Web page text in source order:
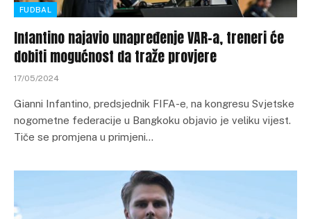
FUDBAL
Infantino najavio unapređenje VAR-a, treneri će
dobiti mogućnost da traže provjere
17/05/2024
Gianni Infantino, predsjednik FIFA-e, na kongresu Svjetske
nogometne federacije u Bangkoku objavio je veliku vijest.
Tiče se promjena u primjeni…